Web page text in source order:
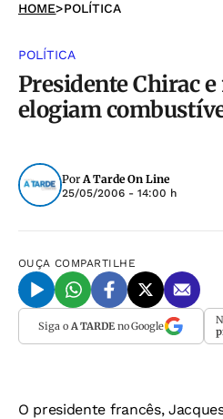
HOME>POLÍTICA
POLÍTICA
Presidente Chirac
elogiam
PorA Tarde On Line
25/05/2006 - 14:00 h
OUÇA COMPARTILHE
Siga o A TARDEno Google
O presidente francês,